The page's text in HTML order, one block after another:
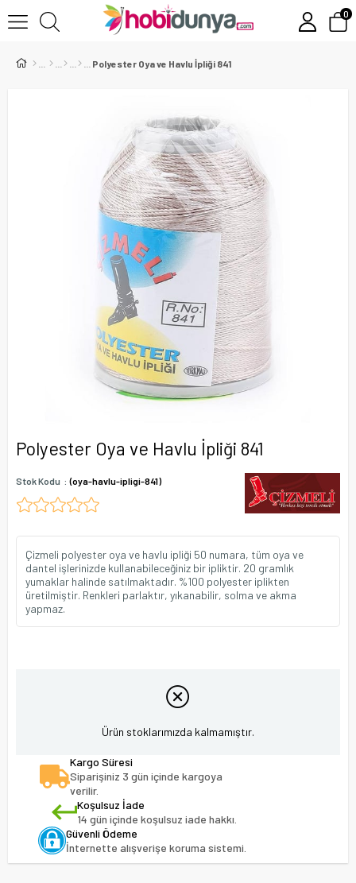
0
Polyester Oya ve Havlu İpliği 841
Polyester Oya ve Havlu İpliği 841
Stok Kodu (oya-havlu-ipligi-841)
Çizmeli polyester oya ve havlu ipliği 50 numara, tüm oya ve
dantel işlerinizde kullanabileceğiniz bir ipliktir. 20 gramlık
yumaklar halinde satılmaktadır. %100 polyester iplikten
üretilmiştir. Renkleri parlaktır, yıkanabilir, solma ve akma
yapmaz.
Ürün stoklarımızda kalmamıştır.
Kargo Süresi
Siparişiniz 3 gün içinde kargoya
verilir.
Koşulsuz İade
14 gün içinde koşulsuz iade hakkı.
Güvenli Ödeme
İnternette alışverişe koruma sistemi.